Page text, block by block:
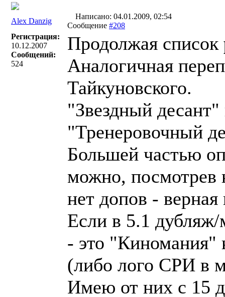
Alex Danzig
Написано: 04.01.2009, 02:54
Сообщение #208
Регистрация:
10.12.2007
Сообщений:
524
Продолжая список
Аналогичная
Тайкуновского.
"Звездный
"Тренеровочный
Большей частью
можно, посмотрев
нет допов - верная
Если в 5.1 дубляж/
- это "Киномания"
(либо лого СРИ
Имею от них с 15